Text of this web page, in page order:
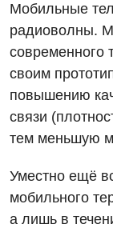
Мобильные
радиоволны.
современного
своим
повышению
связи
тем меньшую
Уместно ещё
мобильного
а лишь в